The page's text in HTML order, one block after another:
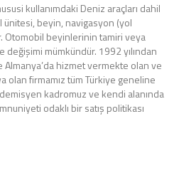
kullanımdaki Deniz araçları dahil
beyin, navigasyon (yol
Otomobil beyinlerinin tamiri veya
değişimi mümkündür. 1992 yılından
hizmet vermekte olan ve
olan firmamız tüm Türkiye geneline
kadromuz ve kendi alanında
odaklı bir satış politikası